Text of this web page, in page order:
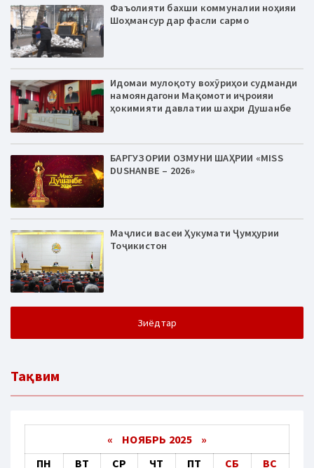
Фаъолияти бахши коммуналии ноҳияи
Шоҳмансур дар фасли сармо
Идомаи мулоқоту вохӯриҳои судманди
намояндагони Мақомоти иҷроияи
ҳокимияти давлатии шаҳри Душанбе
БАРГУЗОРИИ ОЗМУНИ ШАҲРИИ «MISS
DUSHANBE – 2026»
Маҷлиси васеи Ҳукумати Ҷумҳурии
Тоҷикистон
Зиёдтар
Тақвим
« НОЯБРЬ 2025 »
ПН
ВТ СР ЧТ ПТ СБ
ВС